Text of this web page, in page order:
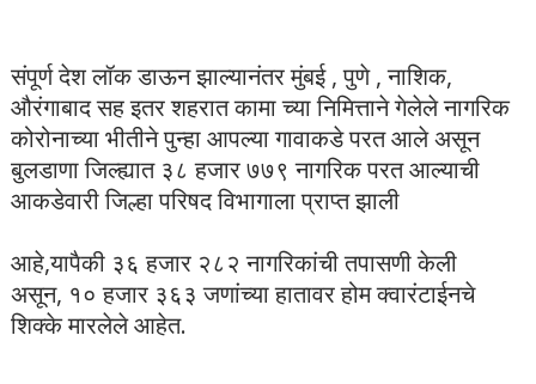
संपूर्ण देश लॉक डाऊन झाल्यानंतर मुंबई , पुणे , नाशिक,
औरंगाबाद सह इतर शहरात कामा च्या निमित्ताने गेलेले नागरिक
कोरोनाच्या भीतीने पुन्हा आपल्या गावाकडे परत आले असून
बुलडाणा जिल्ह्यात ३८ हजार ७७९ नागरिक परत आल्याची
आकडेवारी जिल्हा परिषद विभागाला प्राप्त झाली
आहे,यापैकी ३६ हजार २८२ नागरिकांची तपासणी केली
असून, १० हजार ३६३ जणांच्या हातावर होम क्वारंटाईनचे
शिक्के मारलेले आहेत.